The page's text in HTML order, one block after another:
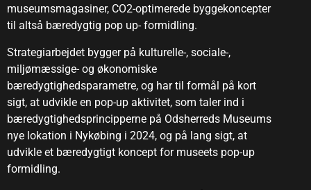
museumsmagasiner, CO2-optimerede byggekoncepter
til altså bæredygtig pop up- formidling.
Strategiarbejdet bygger på kulturelle-, sociale-,
miljømæssige- og økonomiske
bæredygtighedsparametre, og har til formål på kort
sigt, at udvikle en pop-up aktivitet, som taler ind i
bæredygtighedsprincipperne på Odsherreds Museums
nye lokation i Nykøbing i 2024, og på lang sigt, at
udvikle et bæredygtigt koncept for museets pop-up
formidling.